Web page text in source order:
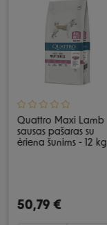
Quattro Maxi Lamb
sausas pašaras su
ėriena šunims - 12 kg
50,79 €